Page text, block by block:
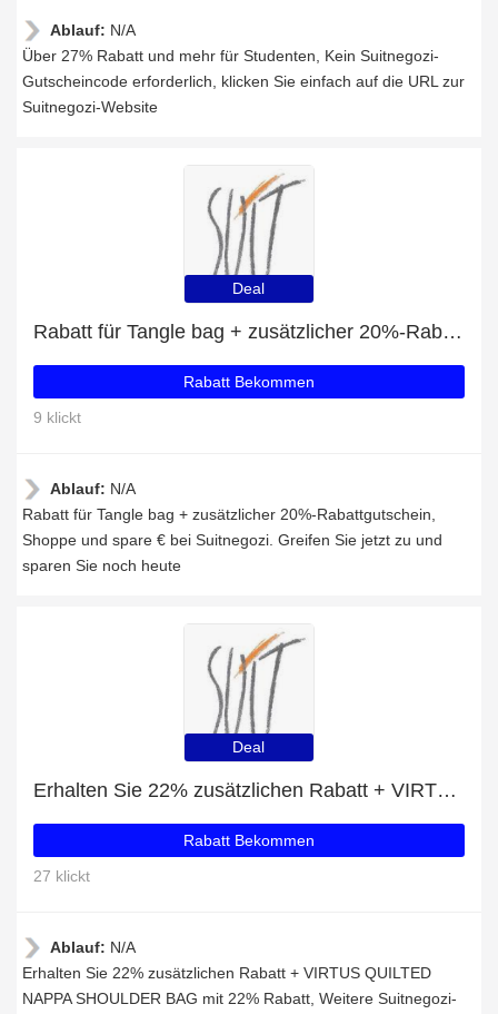
Ablauf: N/A
Über 27% Rabatt und mehr für Studenten, Kein Suitnegozi-
Gutscheincode erforderlich, klicken Sie einfach auf die URL zur
Suitnegozi-Website
Deal
Rabatt für Tangle bag + zusätzlicher 20%-Rabattgutschein
Rabatt Bekommen
9 klickt
Ablauf: N/A
Rabatt für Tangle bag + zusätzlicher 20%-Rabattgutschein,
Shoppe und spare € bei Suitnegozi. Greifen Sie jetzt zu und
sparen Sie noch heute
Deal
Erhalten Sie 22% zusätzlichen Rabatt + VIRTUS QUILTED NAPPA SHOULDER BAG mit 22% Rabatt
Rabatt Bekommen
27 klickt
Ablauf: N/A
Erhalten Sie 22% zusätzlichen Rabatt + VIRTUS QUILTED
NAPPA SHOULDER BAG mit 22% Rabatt, Weitere Suitnegozi-